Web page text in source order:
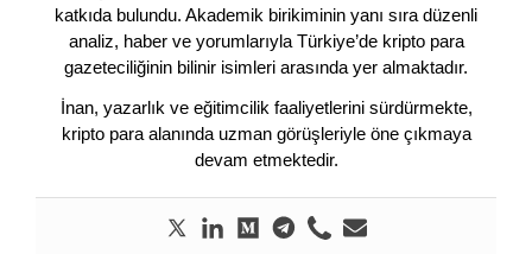
katkıda bulundu. Akademik birikiminin yanı sıra düzenli
analiz, haber ve yorumlarıyla Türkiye’de kripto para
gazeteciliğinin bilinir isimleri arasında yer almaktadır.
İnan, yazarlık ve eğitimcilik faaliyetlerini sürdürmekte,
kripto para alanında uzman görüşleriyle öne çıkmaya
devam etmektedir.